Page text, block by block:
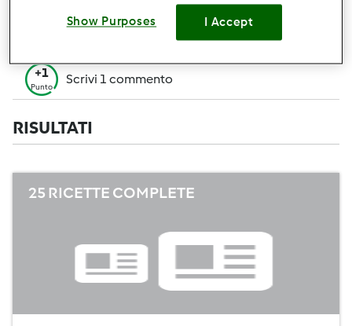
+1
Punto
Scrivi 1 commento
RISULTATI
25 RICETTE COMPLETE
Show Purposes I Accept